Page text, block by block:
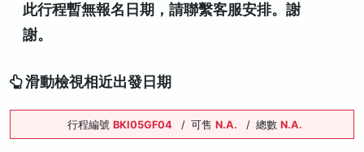
此行程暫無報名日期，請聯繫客服安排。謝
謝。
滑動檢視相近出發日期
行程編號 BKI05GF04 / 可售 N.A. / 總數 N.A.